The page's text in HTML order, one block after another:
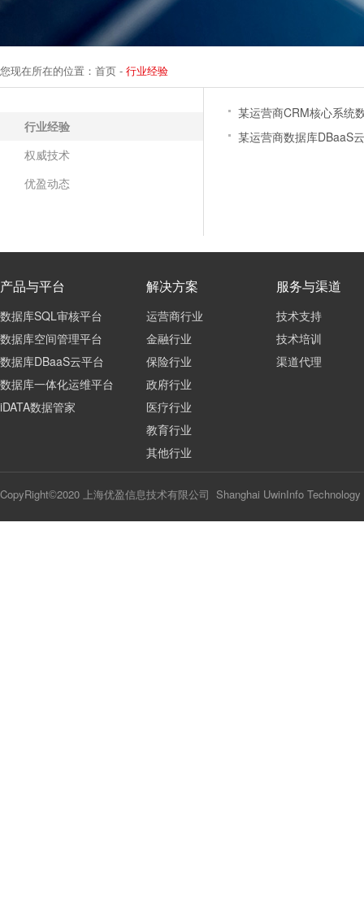
您现在所在的位置： 首页 - 行业经验
行业经验
权威技术
优盈动态
某运营商CRM核心系统
某运营商数据库DBaaS
产品与平台
数据库SQL审核平台
数据库空间管理平台
数据库DBaaS云平台
数据库一体化运维平台
iDATA数据管家
解决方案
运营商行业
金融行业
保险行业
政府行业
医疗行业
教育行业
其他行业
服务与渠道
技术支持
技术培训
渠道代理
CopyRight©2020 上海优盈信息技术有限公司 Shanghai UwinInfo